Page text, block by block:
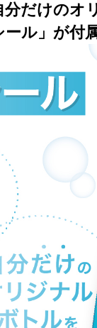
だけのオ
ル」が付